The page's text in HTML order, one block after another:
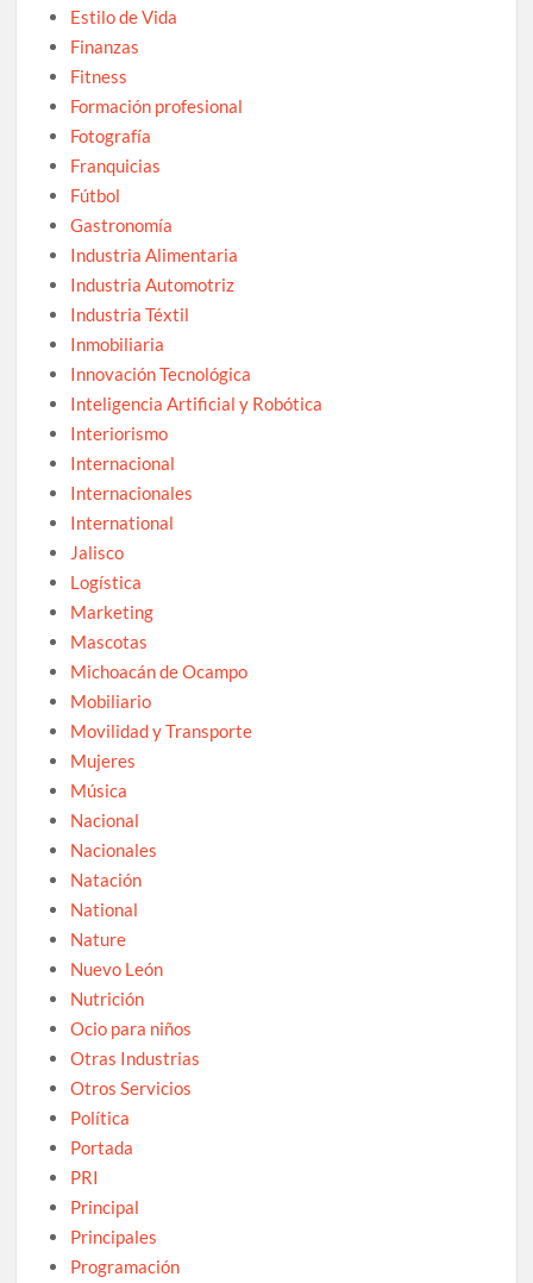
Estilo de Vida
Finanzas
Fitness
Formación profesional
Fotografía
Franquicias
Fútbol
Gastronomía
Industria Alimentaria
Industria Automotriz
Industria Téxtil
Inmobiliaria
Innovación Tecnológica
Inteligencia Artificial y Robótica
Interiorismo
Internacional
Internacionales
International
Jalisco
Logística
Marketing
Mascotas
Michoacán de Ocampo
Mobiliario
Movilidad y Transporte
Mujeres
Música
Nacional
Nacionales
Natación
National
Nature
Nuevo León
Nutrición
Ocio para niños
Otras Industrias
Otros Servicios
Política
Portada
PRI
Principal
Principales
Programación